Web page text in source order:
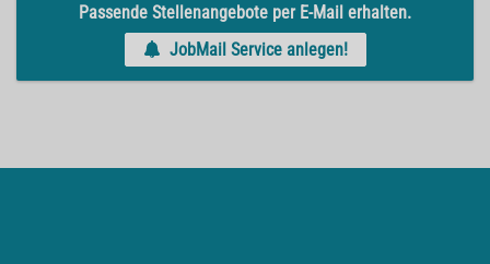
Passende Stellenangebote per E-Mail erhalten.
JobMail Service anlegen!